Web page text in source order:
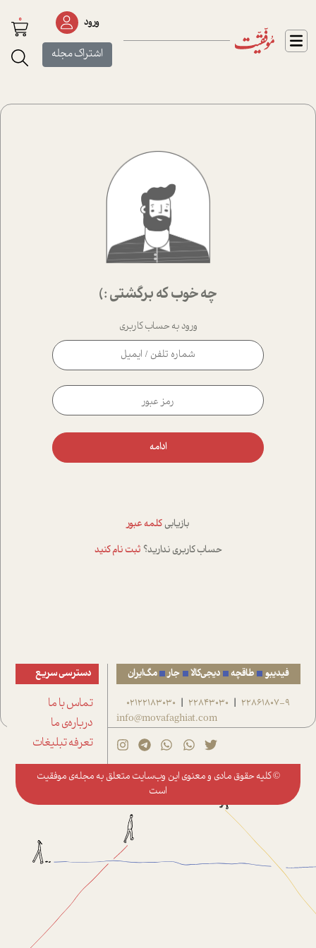
ورود
اشتراک مجله
0
چه خوب که برگشتی :)
ورود به حساب کاربری
ادامه
بازیابی کلمه عبور
حساب کاربری ندارید؟ ثبت نام کنید
فیدیبو طاقچه دیجی‌کالا جار مگ‌ایران
22861807-9
|
22843030
|
02122183030
info@movafaghiat.com
دسترسی سریع
تماس با ما
درباره‌ی ما
تعرفه تبلیغات
© کلیه حقوق مادی و معنوی این وب‌سایت متعلق به مجله‌ی موفقیت
است